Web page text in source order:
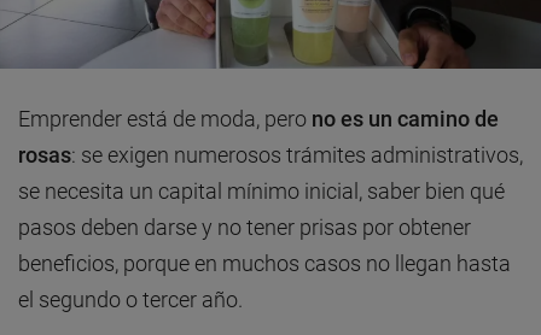
Emprender está de moda, pero no es un camino de
rosas: se exigen numerosos trámites administrativos,
se necesita un capital mínimo inicial, saber bien qué
pasos deben darse y no tener prisas por obtener
beneficios, porque en muchos casos no llegan hasta
el segundo o tercer año.